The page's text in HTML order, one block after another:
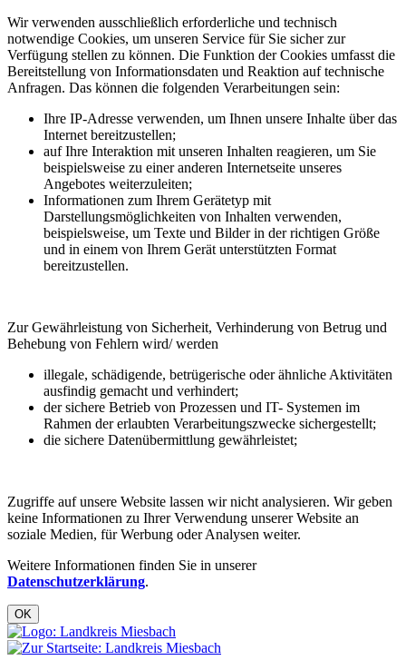
Wir verwenden ausschließlich erforderliche und technisch
notwendige Cookies, um unseren Service für Sie sicher zur
Verfügung stellen zu können. Die Funktion der Cookies umfasst die
Bereitstellung von Informationsdaten und Reaktion auf technische
Anfragen. Das können die folgenden Verarbeitungen sein:
Ihre IP-Adresse verwenden, um Ihnen unsere Inhalte über das
Internet bereitzustellen;
auf Ihre Interaktion mit unseren Inhalten reagieren, um Sie
beispielsweise zu einer anderen Internetseite unseres
Angebotes weiterzuleiten;
Informationen zum Ihrem Gerätetyp mit
Darstellungsmöglichkeiten von Inhalten verwenden,
beispielsweise, um Texte und Bilder in der richtigen Größe
und in einem von Ihrem Gerät unterstützten Format
bereitzustellen.
Zur Gewährleistung von Sicherheit, Verhinderung von Betrug und
Behebung von Fehlern wird/ werden
illegale, schädigende, betrügerische oder ähnliche Aktivitäten
ausfindig gemacht und verhindert;
der sichere Betrieb von Prozessen und IT- Systemen im
Rahmen der erlaubten Verarbeitungszwecke sichergestellt;
die sichere Datenübermittlung gewährleistet;
Zugriffe auf unsere Website lassen wir nicht analysieren. Wir geben
keine Informationen zu Ihrer Verwendung unserer Website an
soziale Medien, für Werbung oder Analysen weiter.
Weitere Informationen finden Sie in unserer
Datenschutzerklärung.
OK